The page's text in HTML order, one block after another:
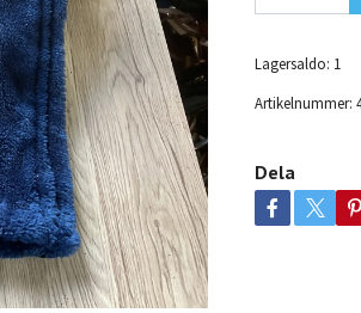
Lagersaldo: 1
Artikelnummer:
Dela